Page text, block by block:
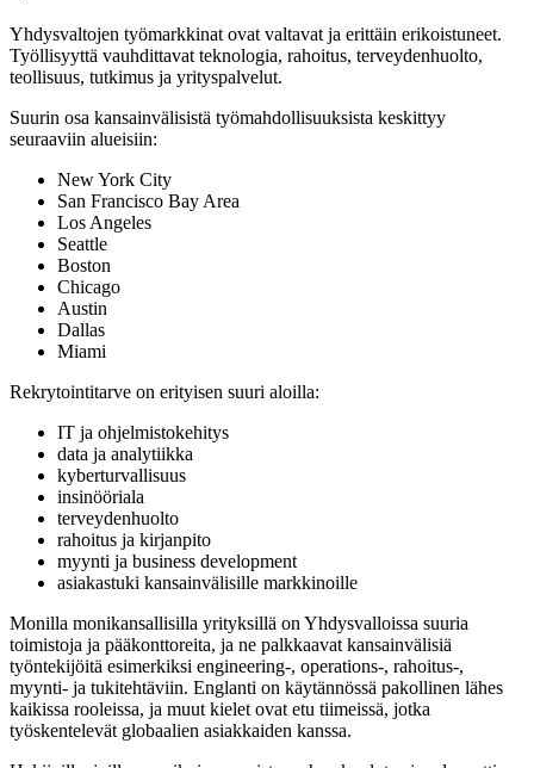
Yhdysvaltojen työmarkkinat ovat valtavat ja erittäin erikoistuneet.
Työllisyyttä vauhdittavat teknologia, rahoitus, terveydenhuolto,
teollisuus, tutkimus ja yrityspalvelut.
Suurin osa kansainvälisistä työmahdollisuuksista keskittyy
seuraaviin alueisiin:
New York City
San Francisco Bay Area
Los Angeles
Seattle
Boston
Chicago
Austin
Dallas
Miami
Rekrytointitarve on erityisen suuri aloilla:
IT ja ohjelmistokehitys
data ja analytiikka
kyberturvallisuus
insinööriala
terveydenhuolto
rahoitus ja kirjanpito
myynti ja business development
asiakastuki kansainvälisille markkinoille
Monilla monikansallisilla yrityksillä on Yhdysvalloissa suuria
toimistoja ja pääkonttoreita, ja ne palkkaavat kansainvälisiä
työntekijöitä esimerkiksi engineering-, operations-, rahoitus-,
myynti- ja tukitehtäviin. Englanti on käytännössä pakollinen lähes
kaikissa rooleissa, ja muut kielet ovat etu tiimeissä, jotka
työskentelevät globaalien asiakkaiden kanssa.